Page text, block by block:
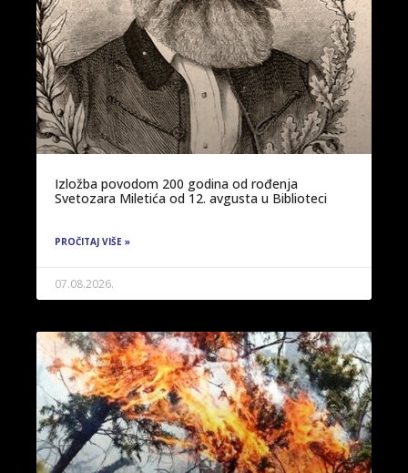
Izložba povodom 200 godina od rođenja
Svetozara Miletića od 12. avgusta u Biblioteci
PROČITAJ VIŠE »
07.08.2026.